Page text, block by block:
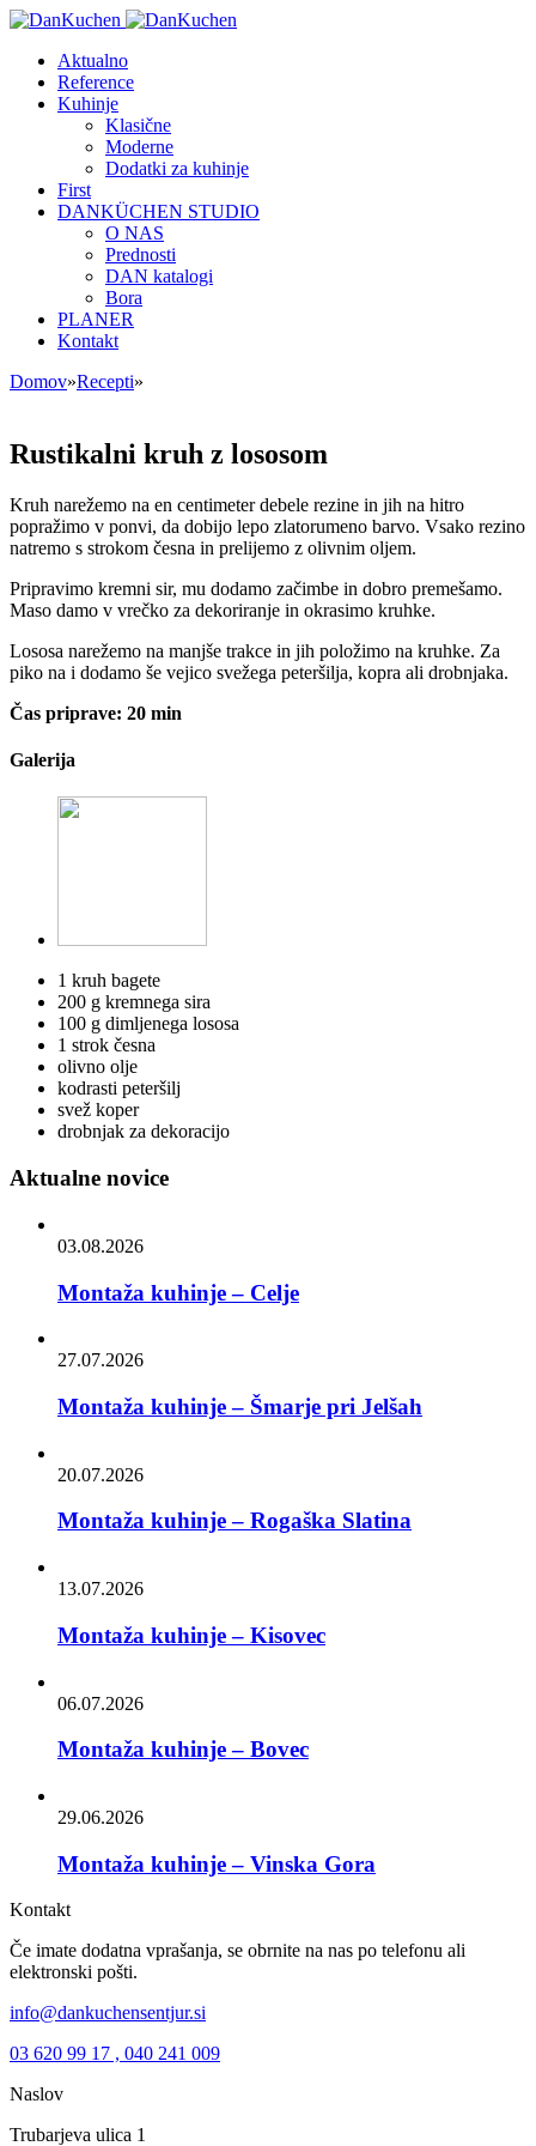
Aktualno
Reference
Kuhinje
Klasične
Moderne
Dodatki za kuhinje
First
DANKÜCHEN STUDIO
O NAS
Prednosti
DAN katalogi
Bora
PLANER
Kontakt
Domov»Recepti»
Rustikalni kruh z lososom
Kruh narežemo na en centimeter debele rezine in jih na hitro
popražimo v ponvi, da dobijo lepo zlatorumeno barvo. Vsako rezino
natremo s strokom česna in prelijemo z olivnim oljem.
Pripravimo kremni sir, mu dodamo začimbe in dobro premešamo.
Maso damo v vrečko za dekoriranje in okrasimo kruhke.
Lososa narežemo na manjše trakce in jih položimo na kruhke. Za
piko na i dodamo še vejico svežega peteršilja, kopra ali drobnjaka.
Čas priprave: 20 min
Galerija
1 kruh bagete
200 g kremnega sira
100 g dimljenega lososa
1 strok česna
olivno olje
kodrasti peteršilj
svež koper
drobnjak za dekoracijo
Aktualne novice
03.08.2026
Montaža kuhinje – Celje
27.07.2026
Montaža kuhinje – Šmarje pri Jelšah
20.07.2026
Montaža kuhinje – Rogaška Slatina
13.07.2026
Montaža kuhinje – Kisovec
06.07.2026
Montaža kuhinje – Bovec
29.06.2026
Montaža kuhinje – Vinska Gora
Kontakt
Če imate dodatna vprašanja, se obrnite na nas po telefonu ali
elektronski pošti.
info@dankuchensentjur.si
03 620 99 17 , 040 241 009
Naslov
Trubarjeva ulica 1